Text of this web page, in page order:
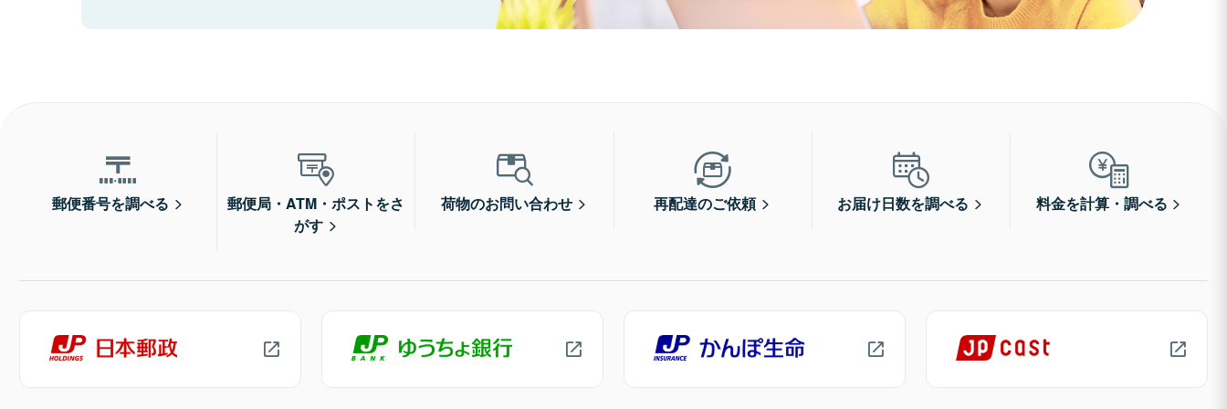
郵便番号を調べる
郵便局・ATM・ポストをさ
がす
荷物のお問い合わせ 再配達のご依頼 お届け日数を調べる 料金を計算・調べる